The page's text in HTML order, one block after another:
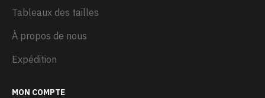
Tableaux des tailles
À propos de nous
Expédition
MON COMPTE